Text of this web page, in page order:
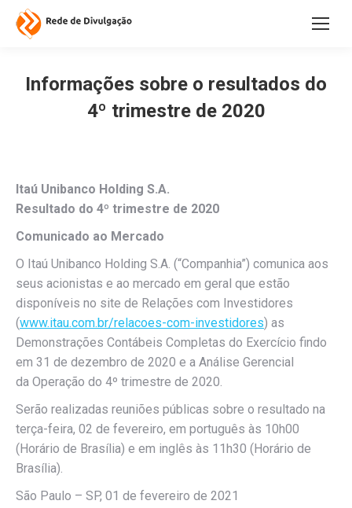
Informações sobre o resultados do
4º trimestre de 2020
Itaú Unibanco Holding S.A.
Resultado do 4º trimestre de 2020
Comunicado ao Mercado
O Itaú Unibanco Holding S.A. (“Companhia”) comunica aos
seus acionistas e ao mercado em geral que estão
disponíveis no site de Relações com Investidores
(www.itau.com.br/relacoes-com-investidores) as
Demonstrações Contábeis Completas do Exercício findo
em 31 de dezembro de 2020 e a Análise Gerencial
da Operação do 4º trimestre de 2020.
Serão realizadas reuniões públicas sobre o resultado na
terça-feira, 02 de fevereiro, em português às 10h00
(Horário de Brasília) e em inglês às 11h30 (Horário de
Brasília).
São Paulo – SP, 01 de fevereiro de 2021